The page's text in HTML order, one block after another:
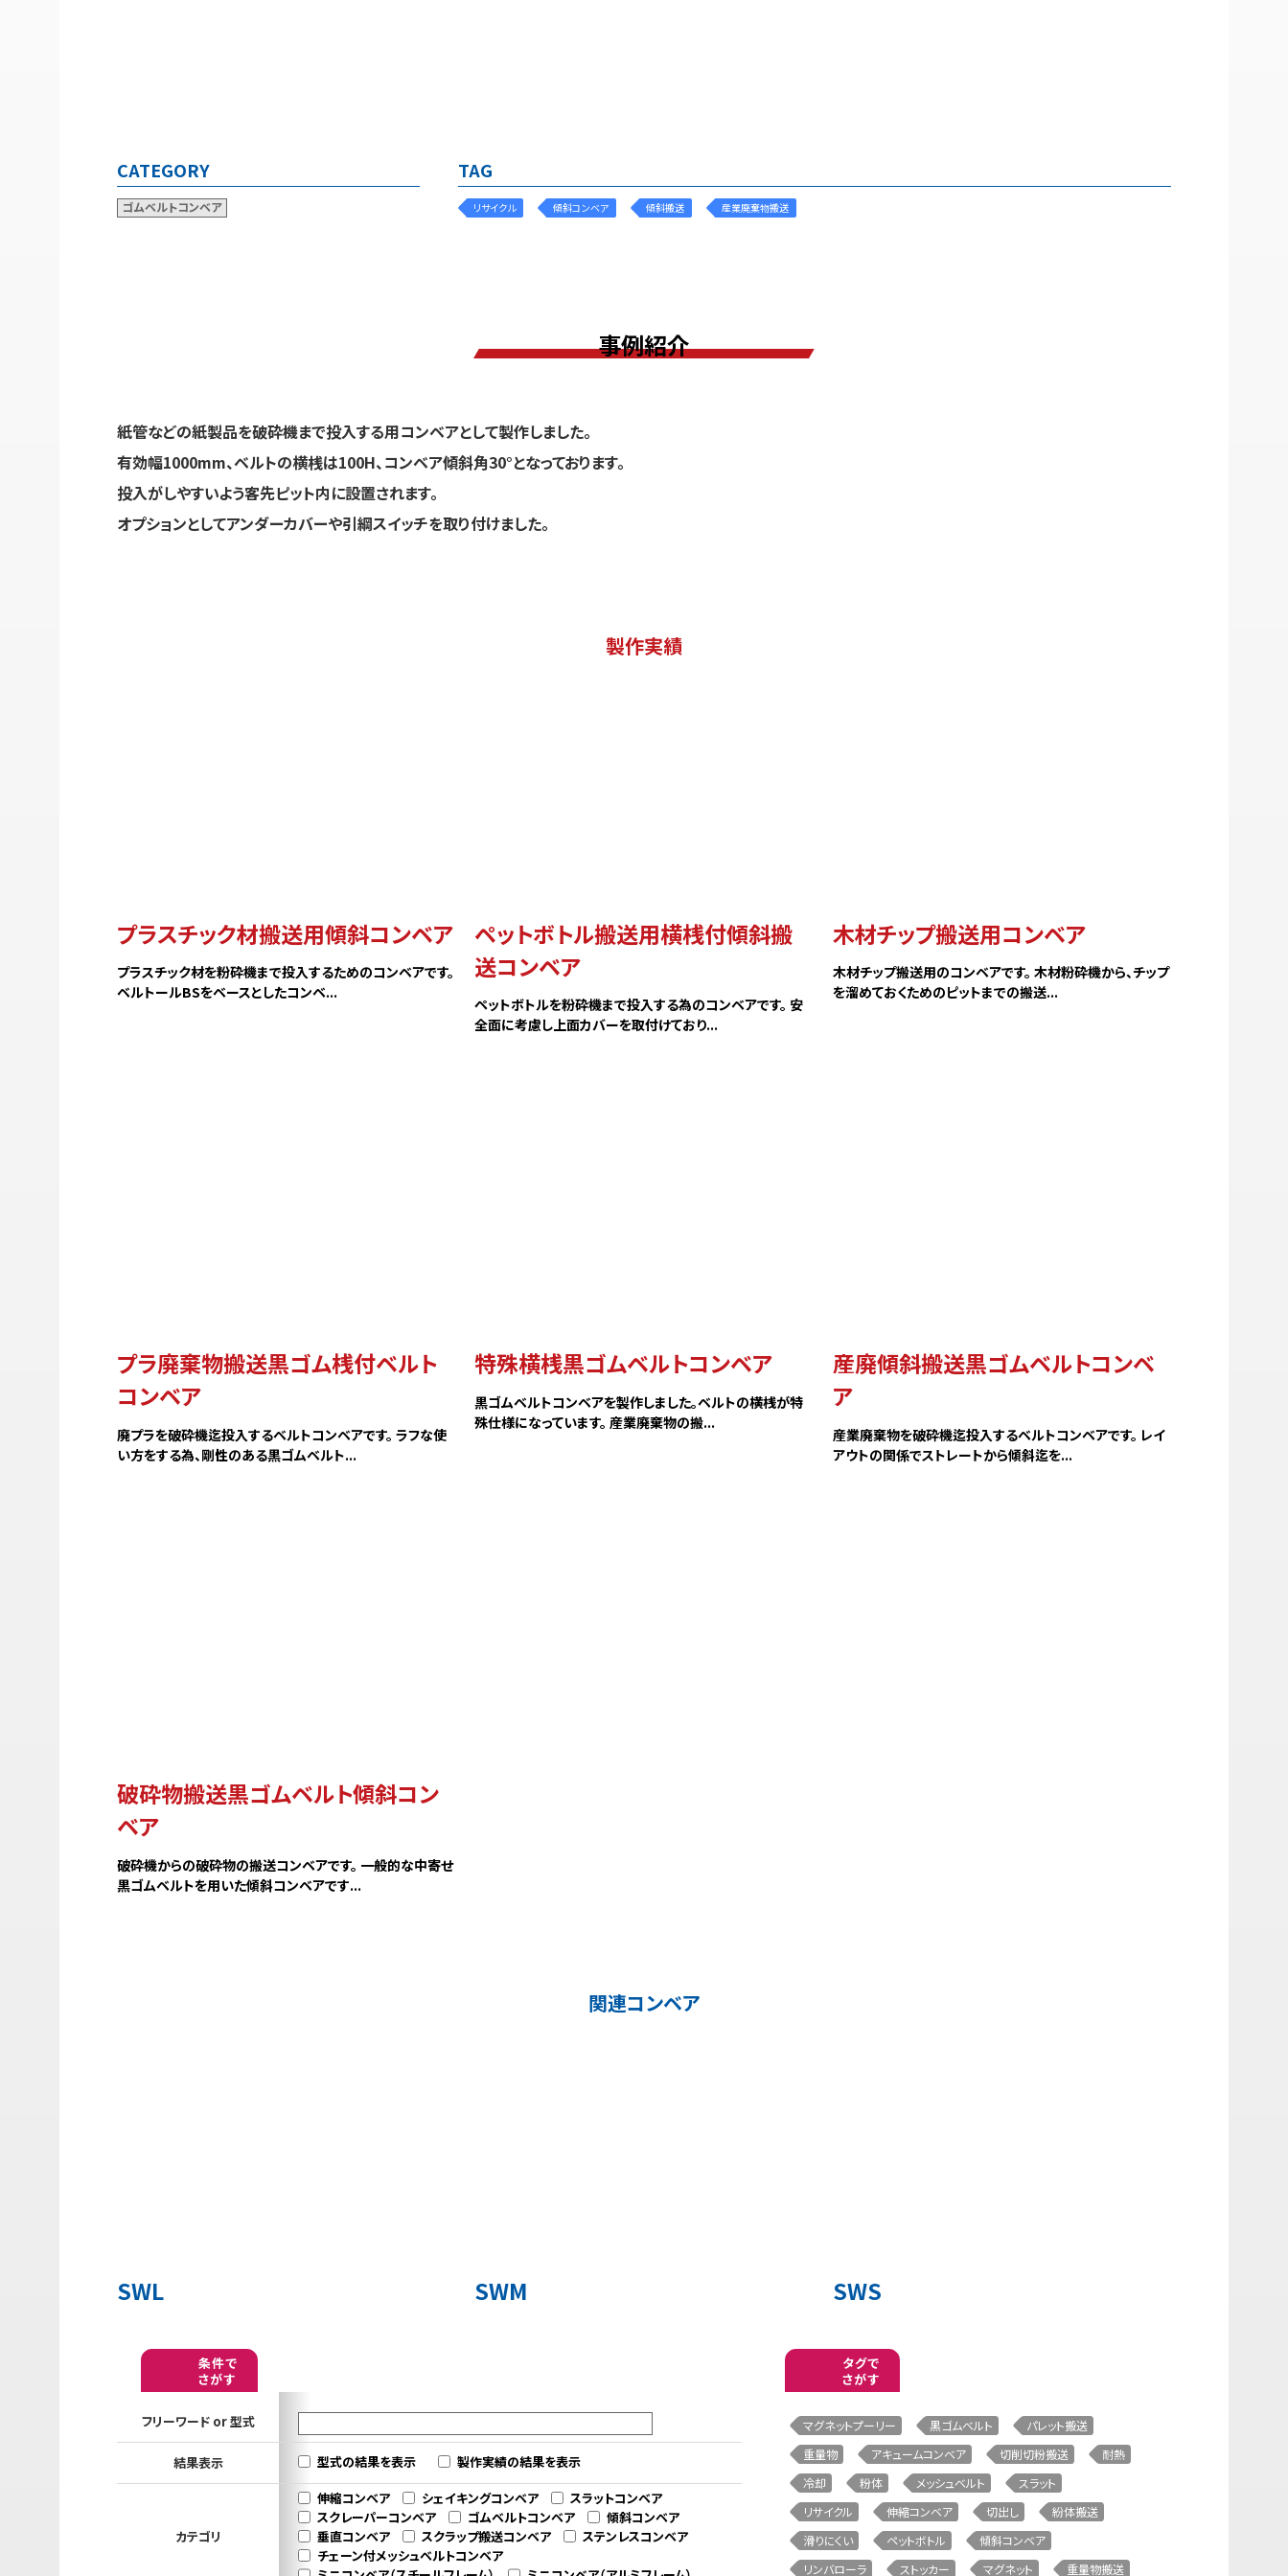
垂直コンベア
ステンレスコンベア
ミニコンベア（アルミフレーム)
ミニコンベア（スチールフレーム）
サポート
会社情報
CATEGORY
ゴムベルトコンベア
TAG
リサイクル 傾斜コンベア 傾斜搬送 産業廃棄物搬送
事例紹介
紙管などの紙製品を破砕機まで投入する用コンベアとして製作しました。
有効幅1000mm、ベルトの横桟は100H、コンベア傾斜角30°となっております。
投入がしやすいよう客先ピット内に設置されます。
オプションとしてアンダーカバーや引綱スイッチを取り付けました。
製作実績
プラスチック材搬送用傾斜コンベア
プラスチック材を粉砕機まで投入するためのコンベアです。
ベルトールBSをベースとしたコンベ...
ペットボトル搬送用横桟付傾斜搬
送コンベア
ペットボトルを粉砕機まで投入する為のコンベアです。 安
全面に考慮し上面カバーを取付けており...
木材チップ搬送用コンベア
木材チップ搬送用のコンベアです。 木材粉砕機から、チップ
を溜めておくためのピットまでの搬送...
プラ廃棄物搬送黒ゴム桟付ベルト
コンベア
廃プラを破砕機迄投入するベルトコンベアです。 ラフな使
い方をする為、剛性のある黒ゴムベルト...
特殊横桟黒ゴムベルトコンベア
黒ゴムベルトコンベアを製作しました。ベルトの横桟が特
殊仕様になっています。 産業廃棄物の搬...
産廃傾斜搬送黒ゴムベルトコンベ
ア
産業廃棄物を破砕機迄投入するベルトコンベアです。 レイ
アウトの関係でストレートから傾斜迄を...
破砕物搬送黒ゴムベルト傾斜コン
ベア
破砕機からの破砕物の搬送コンベアです。 一般的な中寄せ
黒ゴムベルトを用いた傾斜コンベアです...
関連コンベア
SWL SWM SWS
条件で
さがす
フリーワード or 型式
結果表示 型式の結果を表示 製作実績の結果を表示
カテゴリ
伸縮コンベア シェイキングコンベア
スラットコンベア
スクレーパーコンベア
ゴムベルトコンベア
傾斜コンベア
垂直コンベア
スクラップ搬送コンベア
ステンレスコンベア
チェーン付メッシュベルトコンベア
タグで
さがす
マグネットプーリー 黒ゴムベルト
パレット搬送
重量物
アキュームコンベア 切削切粉搬送
耐熱
冷却
粉体 メッシュベルト
スラット
リサイクル
伸縮コンベア 切出し
紛体搬送
滑りにくい
ペットボトル
傾斜コンベア
リンバローラ
ストッカー マグネット 重量物搬送